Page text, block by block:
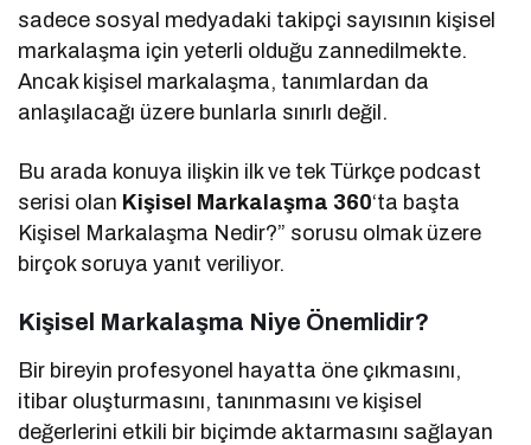
sadece sosyal medyadaki takipçi sayısının kişisel
markalaşma için yeterli olduğu zannedilmekte.
Ancak kişisel markalaşma, tanımlardan da
anlaşılacağı üzere bunlarla sınırlı değil.
Bu arada konuya ilişkin ilk ve tek Türkçe podcast
serisi olan Kişisel Markalaşma 360‘ta başta
Kişisel Markalaşma Nedir?” sorusu olmak üzere
birçok soruya yanıt veriliyor.
Kişisel Markalaşma Niye Önemlidir?
Bir bireyin profesyonel hayatta öne çıkmasını,
itibar oluşturmasını, tanınmasını ve kişisel
değerlerini etkili bir biçimde aktarmasını sağlayan